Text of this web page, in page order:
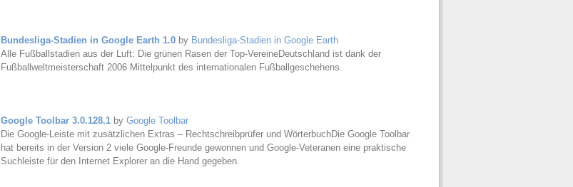
Bundesliga-Stadien in Google Earth 1.0by Bundesliga-Stadien in Google Earth
Alle Fußballstadien aus der Luft: Die grünen Rasen der Top-VereineDeutschland ist dank der
Fußballweltmeisterschaft 2006 Mittelpunkt des internationalen Fußballgeschehens.
Google Toolbar 3.0.128.1by Google Toolbar
Die Google-Leiste mit zusätzlichen Extras – Rechtschreibprüfer und WörterbuchDie Google Toolbar
hat bereits in der Version 2 viele Google-Freunde gewonnen und Google-Veteranen eine praktische
Suchleiste für den Internet Explorer an die Hand gegeben.